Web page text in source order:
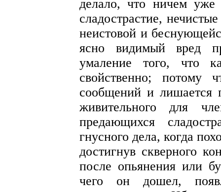
делало, что ничем
сладострастие,
неистовой и
ясно видимый вред
умаление того, что
свойственно; потому
сообщений и лишается
живительного для
предающихся
гнусного дела, когда
достигнув скверного
после опьянения или
чего он дошел,